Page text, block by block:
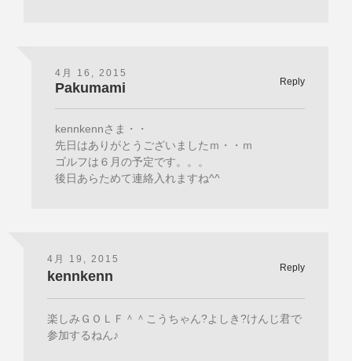
4月 16, 2015
Reply
Pakumami
kennkennさま・・
先日はありがとうございましたｍ・・ｍ
ゴルフは６月の予定です。。。
後日あらためて連絡入れますね^^
4月 19, 2015
Reply
kennkenn
楽しみＧＯＬＦ＾＾こうちゃん?よしき?けんじ君で
参加するねん♪